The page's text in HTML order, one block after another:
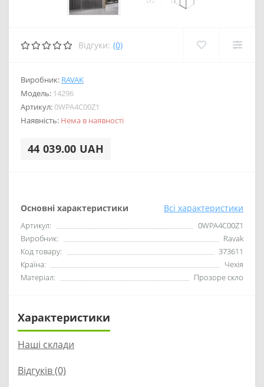
Відгуки: (0)
Виробник: RAVAK
Модель: 14296
Артикул:0WPA4C00Z1
Наявність: Нема в наявності
44 039.00 UAH
Основні характеристики Всі характеристики
Артикул:
0WPA4C00Z1
Виробник:
Ravak
Код товару:
373611
Країна:
Чехія
Матеріал:
Прозоре скло
Характеристики
Наші склади
Відгуків (0)